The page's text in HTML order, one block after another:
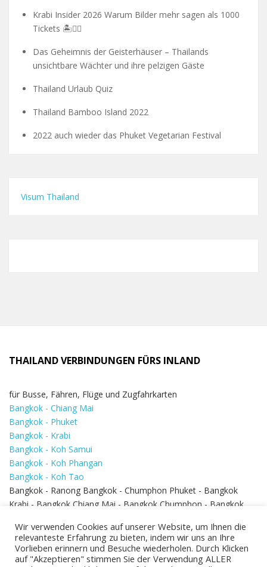
Krabi Insider 2026 Warum Bilder mehr sagen als 1000
Tickets 🏝️🧗‍♂️
Das Geheimnis der Geisterhäuser – Thailands
unsichtbare Wächter und ihre pelzigen Gäste
Thailand Urlaub Quiz
Thailand Bamboo Island 2022
2022 auch wieder das Phuket Vegetarian Festival
Visum Thailand
THAILAND VERBINDUNGEN FÜRS INLAND
für Busse, Fähren, Flüge und Zugfahrkarten
Bangkok - Chiang Mai
Bangkok - Phuket
Bangkok - Krabi
Bangkok - Koh Samui
Bangkok - Koh Phangan
Bangkok - Koh Tao
Bangkok - Ranong Bangkok - Chumphon Phuket - Bangkok
Krabi - Bangkok Chiang Mai - Bangkok Chumphon - Bangkok
Bangkok - Hua Hin
Wir verwenden Cookies auf unserer Website, um Ihnen die
relevanteste Erfahrung zu bieten, indem wir uns an Ihre
Vorlieben erinnern und Besuche wiederholen. Durch Klicken
auf "Akzeptieren" stimmen Sie der Verwendung ALLER